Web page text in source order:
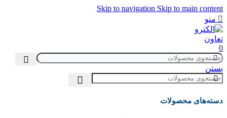
Skip to navigation Skip to main content
منو
0
بستن
دسته‌های محصولات